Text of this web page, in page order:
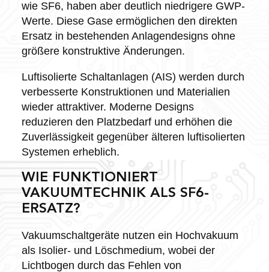
wie SF6, haben aber deutlich niedrigere GWP-
Werte. Diese Gase ermöglichen den direkten
Ersatz in bestehenden Anlagendesigns ohne
größere konstruktive Änderungen.
Luftisolierte Schaltanlagen (AIS) werden durch
verbesserte Konstruktionen und Materialien
wieder attraktiver. Moderne Designs
reduzieren den Platzbedarf und erhöhen die
Zuverlässigkeit gegenüber älteren luftisolierten
Systemen erheblich.
WIE FUNKTIONIERT
VAKUUMTECHNIK ALS SF6-
ERSATZ?
Vakuumschaltgeräte nutzen ein Hochvakuum
als Isolier- und Löschmedium, wobei der
Lichtbogen durch das Fehlen von